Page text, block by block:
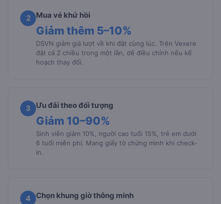
2 Mua vé khứ hồi
Giảm thêm 5–10%
DSVN giảm giá lượt về khi đặt cùng lúc. Trên Vexere
đặt cả 2 chiều trong một lần, dễ điều chỉnh nếu kế
hoạch thay đổi.
3 Ưu đãi theo đối tượng
Giảm 10–90%
Sinh viên giảm 10%, người cao tuổi 15%, trẻ em dưới
6 tuổi miễn phí. Mang giấy tờ chứng minh khi check-
in.
4 Chọn khung giờ thông minh